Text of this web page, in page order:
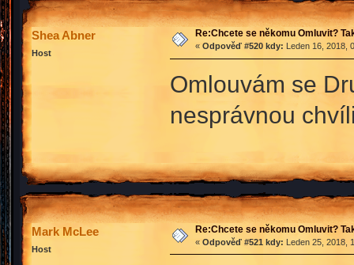
Shea Abner
Host
Re:Chcete se někomu Omluvit?
« Odpověď #520 kdy: Leden 16, 2018,
Omlouvám se
nesprávnou
Mark McLee
Host
Re:Chcete se někomu Omluvit?
« Odpověď #521 kdy: Leden 25, 2018,